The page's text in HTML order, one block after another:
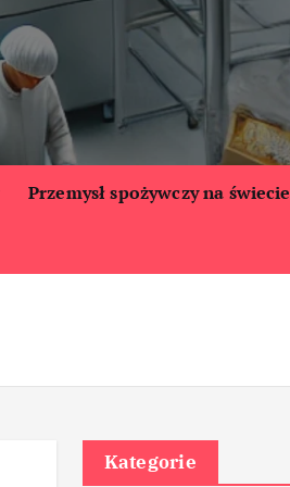
Przemysł spożywczy na świecie
Kategorie